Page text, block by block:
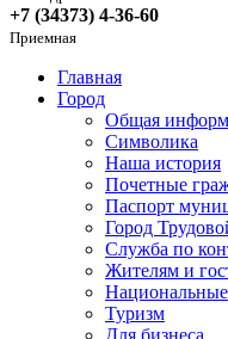
+7 (34373) 4-36-60
Приемная
Главная
Город
Общая
Символика
Наша история
Почетные
Паспорт
Город
Служба по
Жителям и
Туризм
Для бизнеса